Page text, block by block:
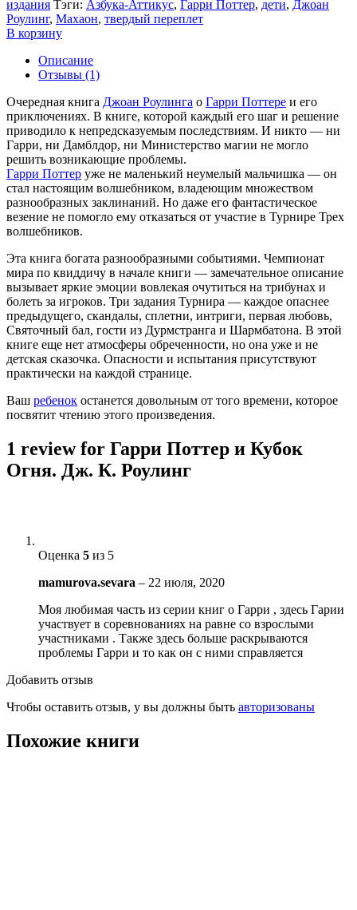
издания Тэги: Азбука-Аттикус, Гарри Поттер, дети, Джоан
Роулинг, Махаон, твердый переплет
В корзину
Описание
Отзывы (1)
Очередная книга Джоан Роулинга о Гарри Поттере и его
приключениях. В книге, которой каждый его шаг и решение
приводило к непредсказуемым последствиям. И никто — ни
Гарри, ни Дамблдор, ни Министерство магии не могло
решить возникающие проблемы.
Гарри Поттер уже не маленький неумелый мальчишка — он
стал настоящим волшебником, владеющим множеством
разнообразных заклинаний. Но даже его фантастическое
везение не помогло ему отказаться от участие в Турнире Трех
волшебников.
Эта книга богата разнообразными событиями. Чемпионат
мира по квиддичу в начале книги — замечательное описание
вызывает яркие эмоции вовлекая очутиться на трибунах и
болеть за игроков. Три задания Турнира — каждое опаснее
предыдущего, скандалы, сплетни, интриги, первая любовь,
Святочный бал, гости из Дурмстранга и Шармбатона. В этой
книге еще нет атмосферы обреченности, но она уже и не
детская сказочка. Опасности и испытания присутствуют
практически на каждой странице.
Ваш ребенок останется довольным от того времени, которое
посвятит чтению этого произведения.
1 review for Гарри Поттер и Кубок
Огня. Дж. К. Роулинг
Оценка 5 из 5
mamurova.sevara – 22 июля, 2020
Моя любимая часть из серии книг о Гарри , здесь Гарии
участвует в соревнованиях на равне со взрослыми
участниками . Также здесь больше раскрываются
проблемы Гарри и то как он с ними справляется
Добавить отзыв
Чтобы оставить отзыв, у вы должны быть авторизованы
Похожие книги